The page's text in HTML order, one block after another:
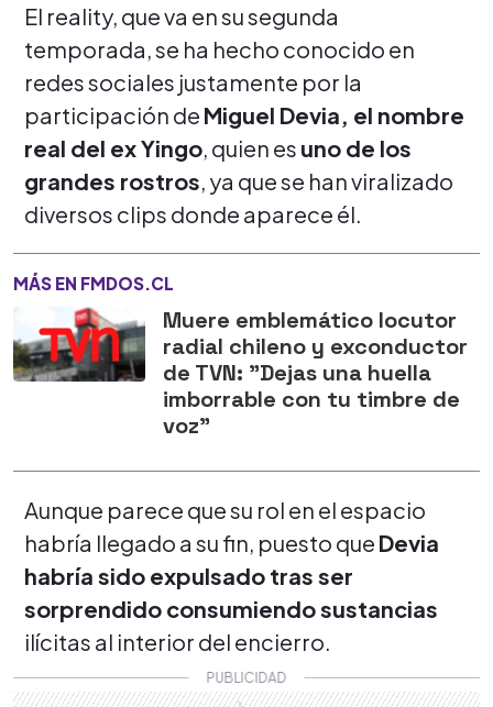
El reality, que va en su segunda
temporada, se ha hecho conocido en
redes sociales justamente por la
participación de Miguel Devia, el nombre
real del ex Yingo, quien es uno de los
grandes rostros, ya que se han viralizado
diversos clips donde aparece él.
MÁS EN FMDOS.CL
Muere emblemático locutor
radial chileno y exconductor
de TVN: "Dejas una huella
imborrable con tu timbre de
voz"
Aunque parece que su rol en el espacio
habría llegado a su fin, puesto que Devia
habría sido expulsado tras ser
sorprendido consumiendo sustancias
ilícitas al interior del encierro.